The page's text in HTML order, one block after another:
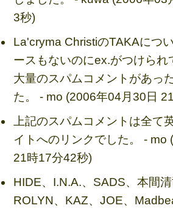
3秒)
La'cryma ChristiのTAKAにつ
ースもないのにex.がつけられ
大量のスパムコメントがあっ
た。 - mo (2006年04月30日
上記のスパムコメントは全て
イトへのリンクでした。 - mo
21時17分42秒)
HIDE、I.N.A.、SADS、本間
ROLYN、KAZ、JOE、